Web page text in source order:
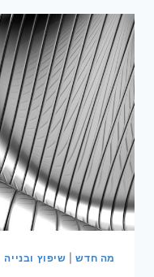
מה חדש| שיפוץ ובנייה